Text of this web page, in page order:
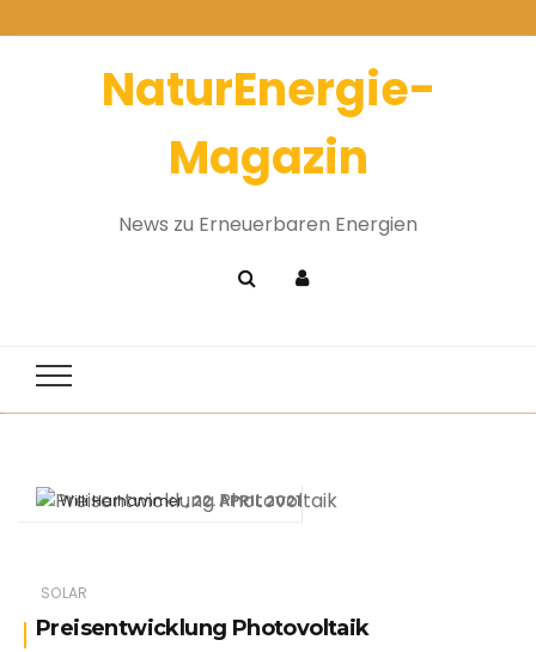
NaturEnergie-
Magazin
News zu Erneuerbaren Energien
SOLAR
Preisentwicklung Photovoltaik
Willi Harhammer 22. APRIL 2021